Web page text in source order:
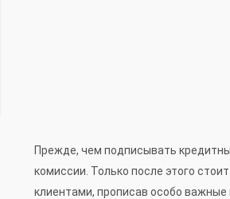
Прежде, чем подписывать
комиссии. Только после этого
клиентами, прописав особо